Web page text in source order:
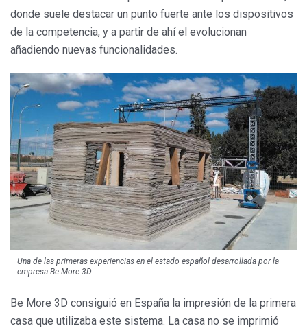
donde suele destacar un punto fuerte ante los dispositivos
de la competencia, y a partir de ahí el evolucionan
añadiendo nuevas funcionalidades.
Una de las primeras experiencias en el estado español desarrollada por la
empresa Be More 3D
Be More 3D consiguió en España la impresión de la primera
casa que utilizaba este sistema. La casa no se imprimió